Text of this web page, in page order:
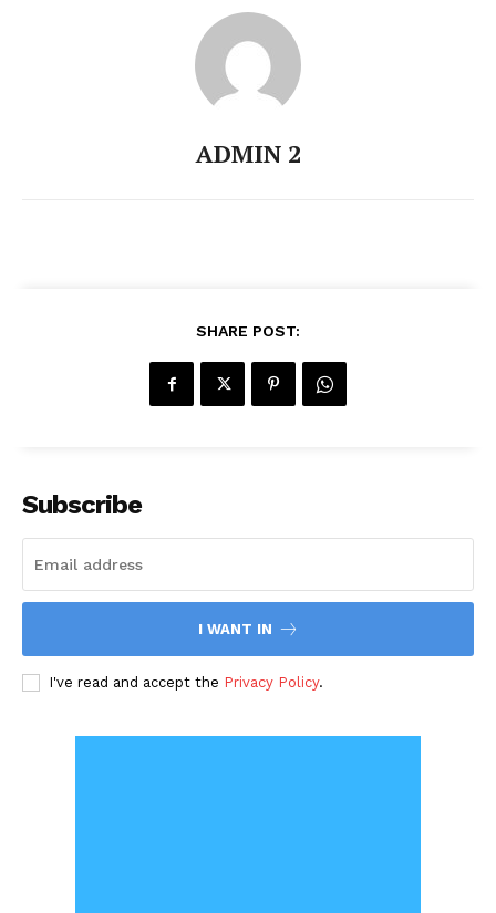
ADMIN 2
SHARE POST:
Subscribe
I WANT IN
I've read and accept the Privacy Policy.